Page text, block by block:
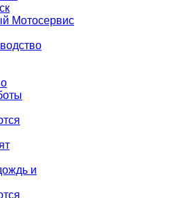
Мотосервис
и